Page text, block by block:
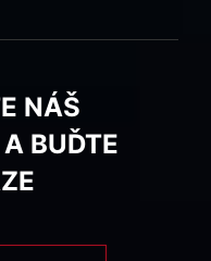
NÁŠ
BUĎTE